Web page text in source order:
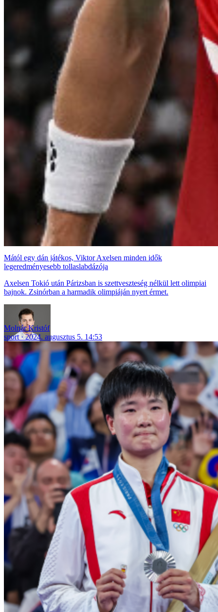
Mától egy dán játékos, Viktor Axelsen minden idők
legeredményesebb tollaslabdázója
Axelsen Tokió után Párizsban is szettveszteség nélkül lett olimpiai
bajnok. Zsinórban a harmadik olimpiáján nyert érmet.
Molnár Kristóf
sport
2024. augusztus 5. 14:53